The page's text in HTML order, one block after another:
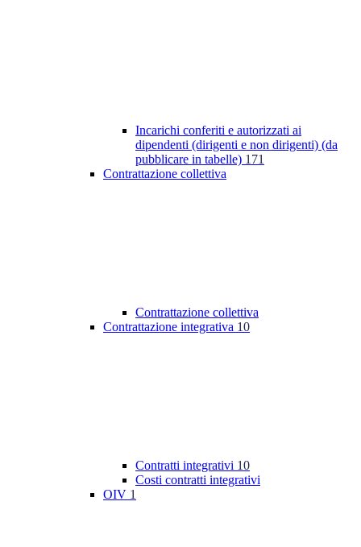
Incarichi conferiti e autorizzati ai
dipendenti (dirigenti e non dirigenti) (da
pubblicare in tabelle) 171
Contrattazione collettiva
Contrattazione collettiva
Contrattazione integrativa 10
Contratti integrativi 10
Costi contratti integrativi
OIV 1